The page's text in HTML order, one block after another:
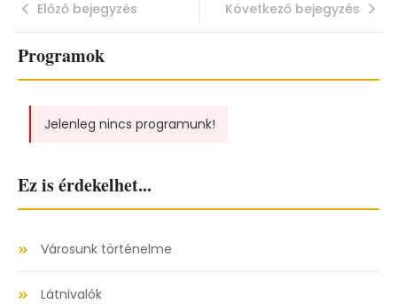
Előző bejegyzés Következő bejegyzés
Programok
Jelenleg nincs programunk!
Ez is érdekelhet...
Városunk történelme
Látnivalók